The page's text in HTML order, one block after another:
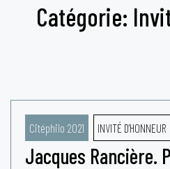
Catégorie:
Citéphilo 2021 INVITÉ D'HONNEUR
Jacques Rancière.